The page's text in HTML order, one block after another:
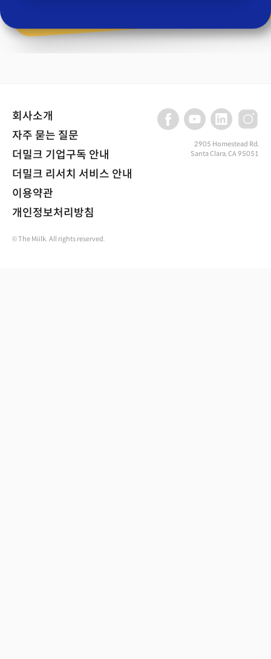
회사소개
자주 묻는 질문
더밀크 기업구독 안내
더밀크 리서치 서비스 안내
이용약관
개인정보처리방침
2905 Homestead Rd,
Santa Clara, CA 95051
© The Miilk. All rights reserved.